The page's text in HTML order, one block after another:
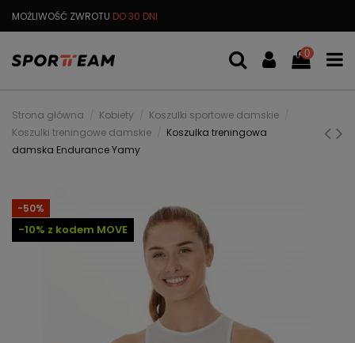
MOŻLIWOŚĆ ZWROTU DO 30 DNI
0
Strona główna Kobiety
Koszulki sportowe damskie
Koszulki treningowe damskie
Koszulka treningowa
damska Endurance Yamy
-50%
-10% z kodem MOVE